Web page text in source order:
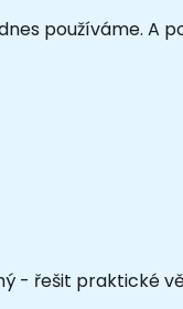
používáme. A
- řešit praktické